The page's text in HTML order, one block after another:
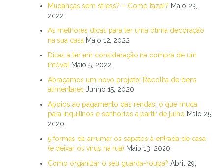
Mudanças sem stress? – Como fazer? Maio 23,
2022
As melhores dicas para ter uma ótima decoração
na sua casa Maio 12, 2022
Dicas a ter em consideração na compra de um
imóvel
Maio 5, 2022
Abraçamos um novo projeto! Recolha de bens
alimentares Junho 15, 2020
Apoios ao pagamento das rendas: o que muda
para inquilinos e senhorios a partir de julho Maio 25,
2020
5 formas de arrumar os sapatos à entrada de casa
(e deixar os vírus na rua) Maio 13, 2020
Como organizar o seu guarda-roupa? Abril 29,